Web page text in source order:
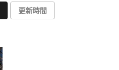
更新時間